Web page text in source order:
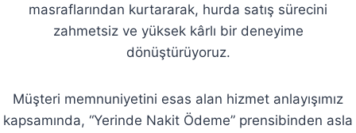
masraflarından kurtararak, hurda satış sürecini
zahmetsiz ve yüksek kârlı bir deneyime
dönüştürüyoruz.
Müşteri memnuniyetini esas alan hizmet anlayışımız
kapsamında, “Yerinde Nakit Ödeme” prensibinden asla